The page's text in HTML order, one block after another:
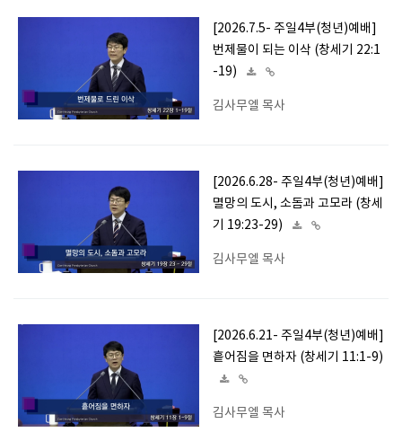
[2026.7.5- 주일4부(청년)예배]
번제물이 되는 이삭 (창세기 22:1
-19)
김사무엘 목사
[2026.6.28- 주일4부(청년)예배]
멸망의 도시, 소돔과 고모라 (창세
기 19:23-29)
김사무엘 목사
[2026.6.21- 주일4부(청년)예배]
흩어짐을 면하자 (창세기 11:1-9)
김사무엘 목사